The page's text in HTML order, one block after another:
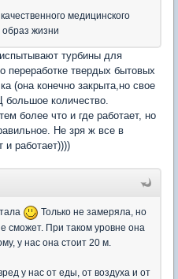
медицинского
жизни
турбины для
переработке твердых бытовых
(она конечно закрыта,но свое
количество.
более что и где работает, но
Не зря ж все в
и работает))))
Только не замеряла, но
сможет. При таком уровне она
у нас она стоит 20 м.
у нас от еды, от воздуха и от